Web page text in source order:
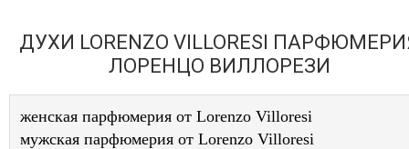
ДЕКОРАТИВНАЯ КОСМЕТИКА
ДУХИ LORENZO VILLORESI
ЛОРЕНЦО ВИЛЛОРЕЗИ
женская парфюмерия от Lorenzo Villoresi
мужская парфюмерия от Lorenzo Villoresi